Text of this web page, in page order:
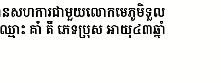
ានសហការជាមួយលោកមេភូមិទួល
ោះ គាំ គី ភេទប្រុស អាយុ៤៣ឆ្នាំ